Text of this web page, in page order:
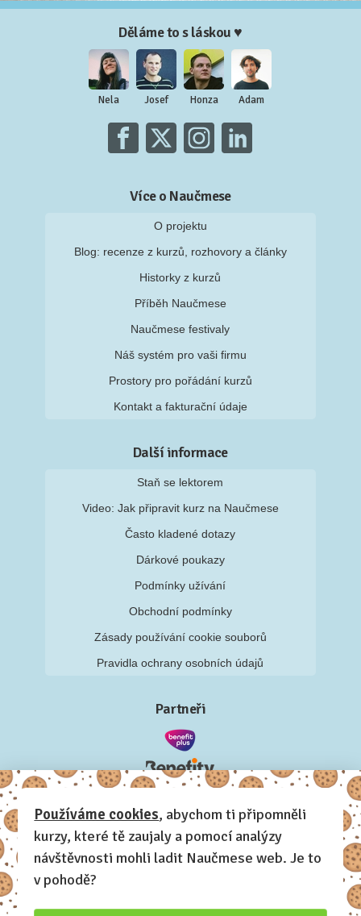
Děláme to s láskou ♥
Nela Josef Honza Adam
Více o Naučmese
O projektu
Blog: recenze z kurzů, rozhovory a články
Historky z kurzů
Příběh Naučmese
Naučmese festivaly
Náš systém pro vaši firmu
Prostory pro pořádání kurzů
Kontakt a fakturační údaje
Další informace
Staň se lektorem
Video: Jak připravit kurz na Naučmese
Často kladené dotazy
Dárkové poukazy
Podmínky užívání
Obchodní podmínky
Zásady používání cookie souborů
Pravidla ochrany osobních údajů
Partneři
Používáme cookies, abychom ti připomněli
kurzy, které tě zaujaly a pomocí analýzy
návštěvnosti mohli ladit Naučmese web. Je to
v pohodě?